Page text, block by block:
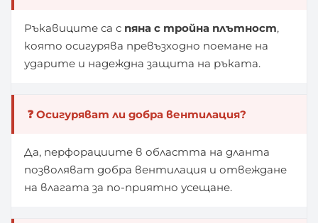
Ръкавиците са с пяна с тройна плътност,
която осигурява превъзходно поемане на
ударите и надеждна защита на ръката.
❓ Осигуряват ли добра вентилация?
Да, перфорациите в областта на дланта
позволяват добра вентилация и отвеждане
на влагата за по-приятно усещане.